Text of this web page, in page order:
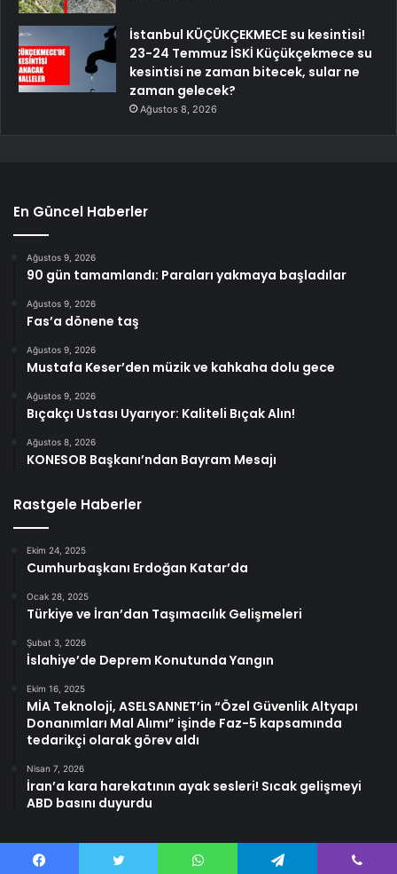
İstanbul KÜÇÜKÇEKMECE su kesintisi!
23-24 Temmuz İSKİ Küçükçekmece su
kesintisi ne zaman bitecek, sular ne
zaman gelecek?
Ağustos 8, 2026
En Güncel Haberler
Ağustos 9, 2026
90 gün tamamlandı: Paraları yakmaya başladılar
Ağustos 9, 2026
Fas’a dönene taş
Ağustos 9, 2026
Mustafa Keser’den müzik ve kahkaha dolu gece
Ağustos 9, 2026
Bıçakçı Ustası Uyarıyor: Kaliteli Bıçak Alın!
Ağustos 8, 2026
KONESOB Başkanı’ndan Bayram Mesajı
Rastgele Haberler
Ekim 24, 2025
Cumhurbaşkanı Erdoğan Katar’da
Ocak 28, 2025
Türkiye ve İran’dan Taşımacılık Gelişmeleri
Şubat 3, 2026
İslahiye’de Deprem Konutunda Yangın
Ekim 16, 2025
MİA Teknoloji, ASELSANNET’in “Özel Güvenlik Altyapı
Donanımları Mal Alımı” işinde Faz-5 kapsamında
tedarikçi olarak görev aldı
Nisan 7, 2026
İran’a kara harekatının ayak sesleri! Sıcak gelişmeyi
ABD basını duyurdu